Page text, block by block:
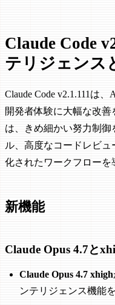
Claude Code
テリジェンス
Claude Code v2.1.111は
開発者体験に大幅な改
は、きめ細かい努力制御
ル、高度なコードレビ
化されたワークフローを
新機能
Claude Opus 4.7と
Claude Opus 4.7 xhigh
ンテリジェンス機能